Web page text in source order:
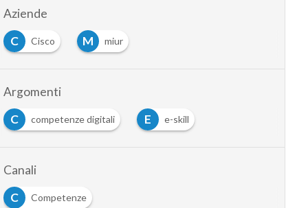
Aziende
C
Cisco M miur
Argomenti
C
competenze digitali E e-skill
Canali
C
Competenze